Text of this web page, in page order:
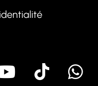
Youtube
Tik